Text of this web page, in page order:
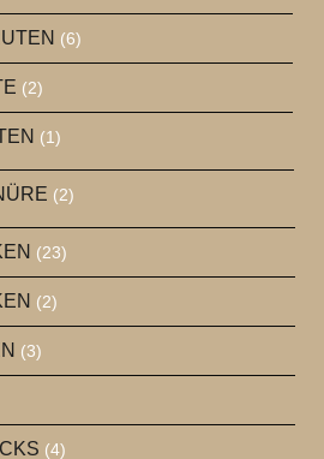
(6)
(2)
(1)
(2)
(23)
(2)
(3)
(4)